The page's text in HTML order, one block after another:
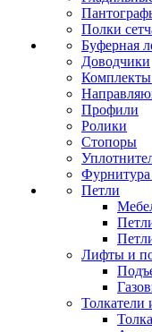
Полки
Буферная
Доводчики
Комплекты
Профили
Ролики
Стопоры
Петли
Лифты и
Толкатели